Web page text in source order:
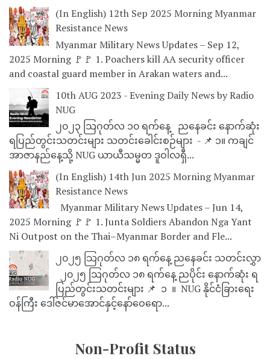
(In English) 12th Sep 2025 Morning Myanmar
Resistance News
Myanmar Military News Updates – Sep 12,
2025 Morning 🚩🚩 1. Poachers kill AA security officer
and coastal guard member in Arakan waters and...
10th AUG 2023 - Evening Daily News by Radio
NUG
၂၀၂၃ သြဂုတ်လ ၁၀ ရက်နေ့ ညနေခင်း နောက်ဆုံး
ရပြည်တွင်းသတင်းများ သတင်းခေါင်းစဉ်များ - 📌 ၁။ ကချင်
အာဇာနည်နေ့သို့ NUG ယာယီသမ္မတ ဒူဝါလရှီ...
(In English) 14th Jun 2025 Morning Myanmar
Resistance News
Myanmar Military News Updates – Jun 14,
2025 Morning 🚩🚩 1. Junta Soldiers Abandon Nga Yant
Ni Outpost on the Thai–Myanmar Border and Fle...
၂၀၂၅ သြဂုတ်လ ၁၈ ရက်နေ့ ညနေခင်း သတင်းလွှာ
၂၀၂၅ သြဂုတ်လ ၁၈ ရက်နေ့ ညပိုင်း နောက်ဆုံး ရ
ပြည်တွင်းသတင်းများ 📌 ⁨⁨⁨⁨ ၁ ⁨ ။ ⁨ NUG နိုင်ငံခြားရေး
ဝန်ကြီး ဒေါ်ဇင်မာအောင်နှင့်နော်ဝေရော...
Non-Profit Status